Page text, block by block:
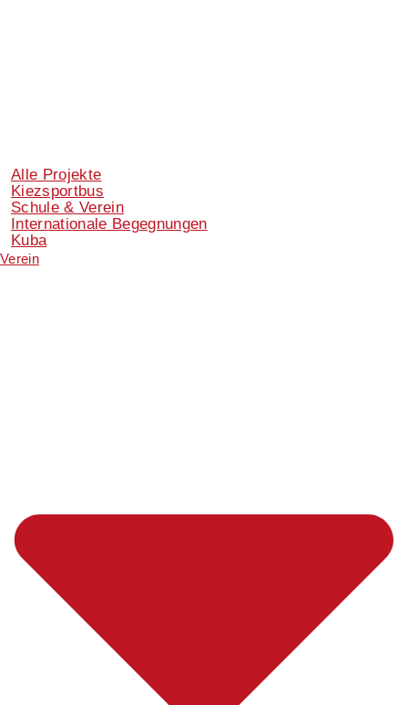
Alle Projekte
Kiezsportbus
Schule & Verein
Internationale Begegnungen
Kuba
Verein